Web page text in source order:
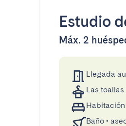
Estudio
Máx. 2
Llegada
Las
Habitación
Baño •